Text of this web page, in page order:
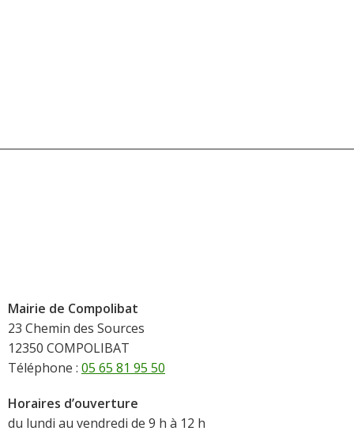
Mairie de Compolibat
23 Chemin des Sources
12350 COMPOLIBAT
Téléphone : 05 65 81 95 50
Horaires d’ouverture
du lundi au vendredi de 9 h à 12 h